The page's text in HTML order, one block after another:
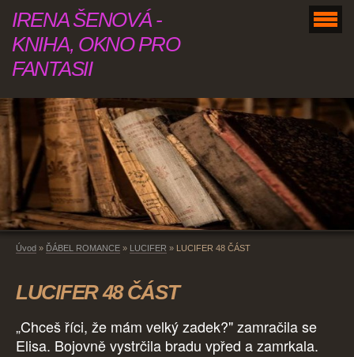
IRENA ŠENOVÁ -
KNIHA, OKNO PRO
FANTASII
Úvod » ĎÁBEL ROMANCE » LUCIFER » LUCIFER 48 ČÁST
LUCIFER 48 ČÁST
„Chceš říci, že mám velký zadek?" zamračila se
Elisa. Bojovně vystrčila bradu vpřed a zamrkala.